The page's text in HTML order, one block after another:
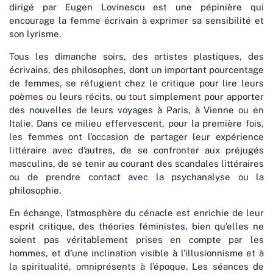
dirigé par Eugen Lovinescu est une pépinière qui
encourage la femme écrivain à exprimer sa sensibilité et
son lyrisme.
Tous les dimanche soirs, des artistes plastiques, des
écrivains, des philosophes, dont un important pourcentage
de femmes, se réfugient chez le critique pour lire leurs
poèmes ou leurs récits, ou tout simplement pour apporter
des nouvelles de leurs voyages à Paris, à Vienne ou en
Italie. Dans ce milieu effervescent, pour la première fois,
les femmes ont l’occasion de partager leur expérience
littéraire avec d’autres, de se confronter aux préjugés
masculins, de se tenir au courant des scandales littéraires
ou de prendre contact avec la psychanalyse ou la
philosophie.
En échange, l’atmosphère du cénacle est enrichie de leur
esprit critique, des théories féministes, bien qu’elles ne
soient pas véritablement prises en compte par les
hommes, et d’une inclination visible à l’illusionnisme et à
la spiritualité, omniprésents à l’époque. Les séances de